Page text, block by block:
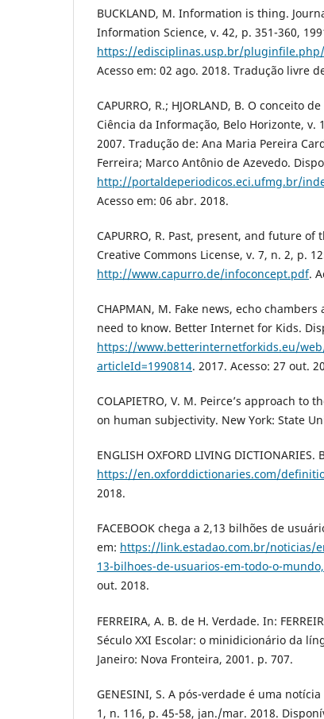
BUCKLAND, M. Information is thing.
Information Science, v. 42, p. 351-360,
https://edisciplinas.usp.br/pluginfile.php/
Acesso em: 02 ago. 2018. Tradução livre
CAPURRO, R.; HJORLAND, B. O conceito
Ciência da Informação, Belo Horizonte, v.
2007. Tradução de: Ana Maria Pereira
Ferreira; Marco Antônio de Azevedo.
http://portaldeperiodicos.eci.ufmg.br/
Acesso em: 06 abr. 2018.
CAPURRO, R. Past, present, and future
Creative Commons License, v. 7, n. 2, p.
http://www.capurro.de/infoconcept.pdf.
CHAPMAN, M. Fake news, echo
need to know. Better Internet for Kids.
https://www.betterinternetforkids.eu/
articleId=1990814. 2017. Acesso: 27 out.
COLAPIETRO, V. M. Peirce’s approach to
on human subjectivity. New York: State
ENGLISH OXFORD LIVING
https://en.oxforddictionaries.com/
2018.
FACEBOOK chega a 2,13 bilhões de
em: https://link.estadao.com.br/noticias/
13-bilhoes-de-usuarios-em-todo-o-
out. 2018.
FERREIRA, A. B. de H. Verdade. In:
Século XXI Escolar: o minidicionário da
Janeiro: Nova Fronteira, 2001. p. 707.
GENESINI, S. A pós-verdade é uma notícia
1, n. 116, p. 45-58, jan./mar. 2018.